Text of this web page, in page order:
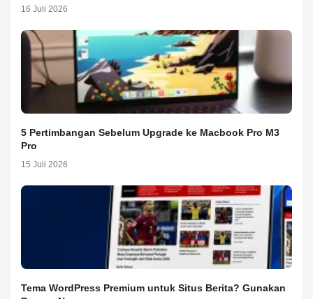
16 Juli 2026
5 Pertimbangan Sebelum Upgrade ke Macbook Pro M3
Pro
15 Juli 2026
Tema WordPress Premium untuk Situs Berita? Gunakan